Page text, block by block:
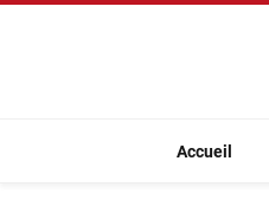
Accueil